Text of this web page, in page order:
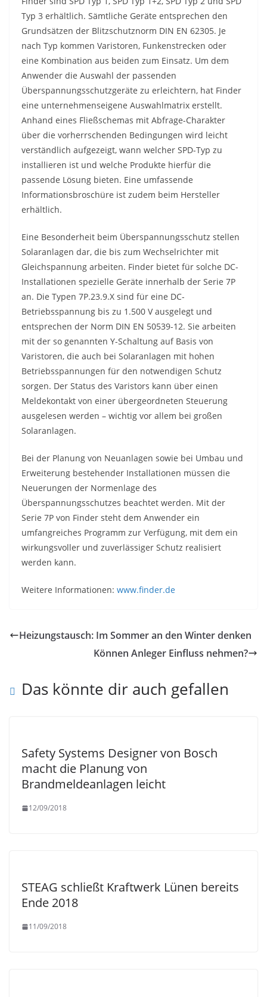
Typ 3 erhältlich. Sämtliche Geräte entsprechen den
Grundsätzen der Blitzschutznorm DIN EN 62305. Je
nach Typ kommen Varistoren, Funkenstrecken oder
eine Kombination aus beiden zum Einsatz. Um dem
Anwender die Auswahl der passenden
Überspannungsschutzgeräte zu erleichtern, hat Finder
eine unternehmenseigene Auswahlmatrix erstellt.
Anhand eines Fließschemas mit Abfrage-Charakter
über die vorherrschenden Bedingungen wird leicht
verständlich aufgezeigt, wann welcher SPD-Typ zu
installieren ist und welche Produkte hierfür die
passende Lösung bieten. Eine umfassende
Informationsbroschüre ist zudem beim Hersteller
erhältlich.
Eine Besonderheit beim Überspannungsschutz stellen
Solaranlagen dar, die bis zum Wechselrichter mit
Gleichspannung arbeiten. Finder bietet für solche DC-
Installationen spezielle Geräte innerhalb der Serie 7P
an. Die Typen 7P.23.9.X sind für eine DC-
Betriebsspannung bis zu 1.500 V ausgelegt und
entsprechen der Norm DIN EN 50539-12. Sie arbeiten
mit der so genannten Y-Schaltung auf Basis von
Varistoren, die auch bei Solaranlagen mit hohen
Betriebsspannungen für den notwendigen Schutz
sorgen. Der Status des Varistors kann über einen
Meldekontakt von einer übergeordneten Steuerung
ausgelesen werden – wichtig vor allem bei großen
Solaranlagen.
Bei der Planung von Neuanlagen sowie bei Umbau und
Erweiterung bestehender Installationen müssen die
Neuerungen der Normenlage des
Überspannungsschutzes beachtet werden. Mit der
Serie 7P von Finder steht dem Anwender ein
umfangreiches Programm zur Verfügung, mit dem ein
wirkungsvoller und zuverlässiger Schutz realisiert
werden kann.
Weitere Informationen: www.finder.de
Heizungstausch: Im Sommer an den Winter denken
Können Anleger Einfluss nehmen?
Das könnte dir auch gefallen
Safety Systems Designer von Bosch
macht die Planung von
Brandmeldeanlagen leicht
12/09/2018
STEAG schließt Kraftwerk Lünen bereits
Ende 2018
11/09/2018